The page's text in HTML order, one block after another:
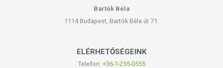
Bartók Béla
1114 Budapest, Bartók Béla út 71.
ELÉRHETŐSÉGEINK
Telefon: +36-1-255-0555